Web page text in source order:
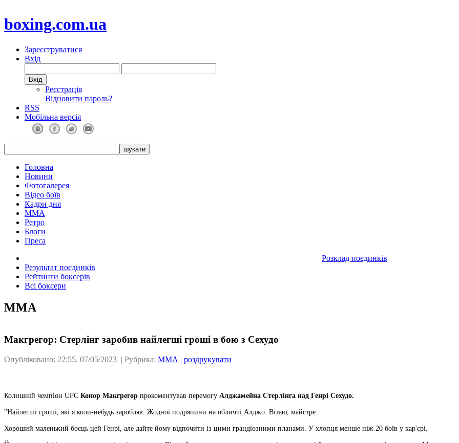
boxing.com.ua
Зареєструватися
Вхід
Реєстрація
Відновити пароль?
RSS
Мобільна версія
Головна
Новини
Фотогалерея
Відео боїв
Кадри дня
ММА
Ретро
Блоги
Преса
Розклад поєдинків
Результат поєдинків
Рейтинги боксерів
Всі боксери
ММА
Макгрегор: Стерлінг заробив найлегші гроші в бою з Сехудо
Опубліковано: 22:55, 07/05/2023 | Рубрика: ММА | роздрукувати
Колишній чемпіон UFC Конор Макгрегор прокоментував перемогу Алджамейна Стерлінга над Генрі Сехудо.
"Найлегші гроші, які я коли-небудь заробляв. Жодної подряпини на обличчі Алджо. Вітаю, майстре.
Хороший маленький боєць цей Генрі, але дайте йому відпочити із цими грандіозними планами. У хлопця менше ніж 20 боїв у кар'єрі.